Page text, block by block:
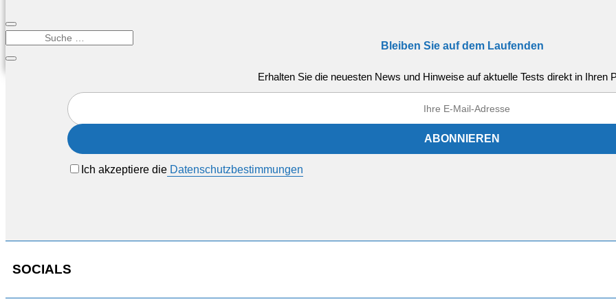
Bleiben Sie auf dem Laufenden
Erhalten Sie die neuesten News und Hinweise auf aktuelle Tests direkt in Ihren
Ich akzeptiere die Datenschutzbestimmungen
SOCIALS